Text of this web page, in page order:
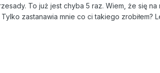
To już jest chyba 5 raz. Wiem, że się
zastanawia mnie co ci takiego zrobiłem?